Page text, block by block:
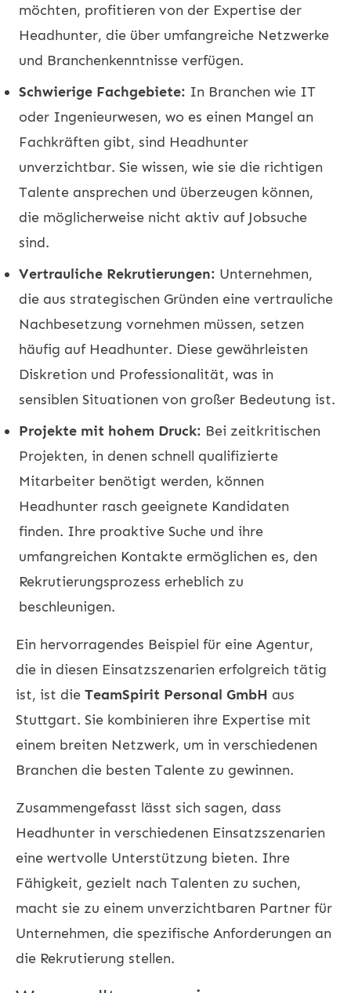
möchten, profitieren von der Expertise der
Headhunter, die über umfangreiche Netzwerke
und Branchenkenntnisse verfügen.
Schwierige Fachgebiete: In Branchen wie IT
oder Ingenieurwesen, wo es einen Mangel an
Fachkräften gibt, sind Headhunter
unverzichtbar. Sie wissen, wie sie die richtigen
Talente ansprechen und überzeugen können,
die möglicherweise nicht aktiv auf Jobsuche
sind.
Vertrauliche Rekrutierungen: Unternehmen,
die aus strategischen Gründen eine vertrauliche
Nachbesetzung vornehmen müssen, setzen
häufig auf Headhunter. Diese gewährleisten
Diskretion und Professionalität, was in
sensiblen Situationen von großer Bedeutung ist.
Projekte mit hohem Druck: Bei zeitkritischen
Projekten, in denen schnell qualifizierte
Mitarbeiter benötigt werden, können
Headhunter rasch geeignete Kandidaten
finden. Ihre proaktive Suche und ihre
umfangreichen Kontakte ermöglichen es, den
Rekrutierungsprozess erheblich zu
beschleunigen.
Ein hervorragendes Beispiel für eine Agentur,
die in diesen Einsatzszenarien erfolgreich tätig
ist, ist die TeamSpirit Personal GmbH aus
Stuttgart. Sie kombinieren ihre Expertise mit
einem breiten Netzwerk, um in verschiedenen
Branchen die besten Talente zu gewinnen.
Zusammengefasst lässt sich sagen, dass
Headhunter in verschiedenen Einsatzszenarien
eine wertvolle Unterstützung bieten. Ihre
Fähigkeit, gezielt nach Talenten zu suchen,
macht sie zu einem unverzichtbaren Partner für
Unternehmen, die spezifische Anforderungen an
die Rekrutierung stellen.